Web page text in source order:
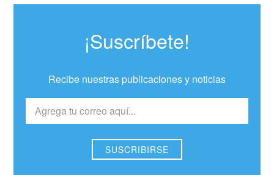
¡Suscríbete!
Recibe nuestras publicaciones y noticias